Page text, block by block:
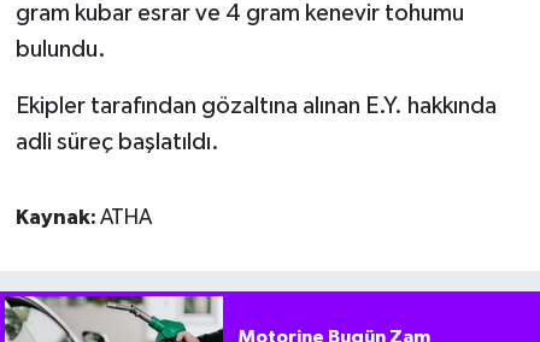
gram kubar esrar ve 4 gram kenevir tohumu
bulundu.
Ekipler tarafından gözaltına alınan E.Y. hakkında
adli süreç başlatıldı.
Kaynak: ATHA
Motorine Bugün Zam